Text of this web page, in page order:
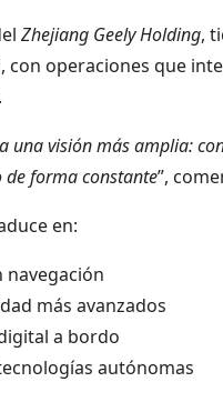
Zhejiang Geely Holding,
con operaciones que
una visión más amplia:
forma constante”,
en:
navegación
más avanzados
a bordo
autónomas